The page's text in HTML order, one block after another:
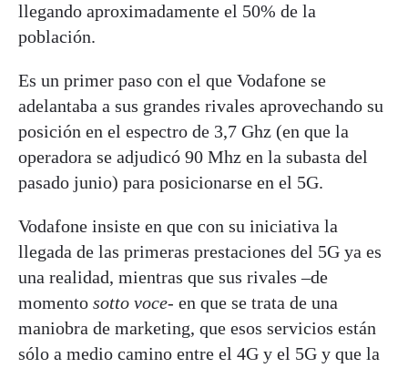
llegando aproximadamente el 50% de la
población.
Es un primer paso con el que Vodafone se
adelantaba a sus grandes rivales aprovechando su
posición en el espectro de 3,7 Ghz (en que la
operadora se adjudicó 90 Mhz en la subasta del
pasado junio) para posicionarse en el 5G.
Vodafone insiste en que con su iniciativa la
llegada de las primeras prestaciones del 5G ya es
una realidad, mientras que sus rivales –de
momento sotto voce- en que se trata de una
maniobra de marketing, que esos servicios están
sólo a medio camino entre el 4G y el 5G y que la